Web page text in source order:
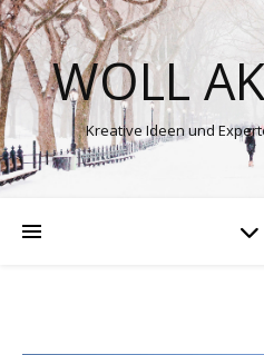
WOLL
Kreative Ideen und